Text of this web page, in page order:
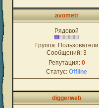
avometr
Рядовой
Группа: Пользователи
Сообщений: 3
Репутация: 0
Статус: Offline
diggerweb